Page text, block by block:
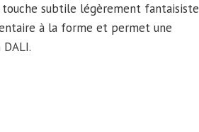
touche subtile légèrement fantaisiste
à la forme et permet une